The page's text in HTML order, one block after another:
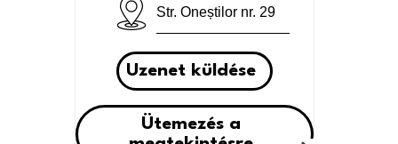
Str. Oneștilor nr. 29
Uzenet küldése
Ütemezés a